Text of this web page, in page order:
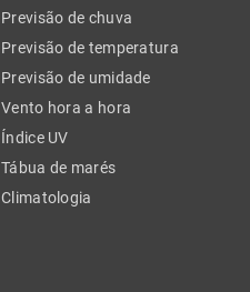
Previsão de chuva
Previsão de temperatura
Previsão de umidade
Vento hora a hora
Índice UV
Tábua de marés
Climatologia